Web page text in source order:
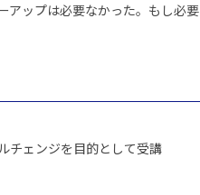
アップは必要なかった。もし必
チェンジを目的として受講